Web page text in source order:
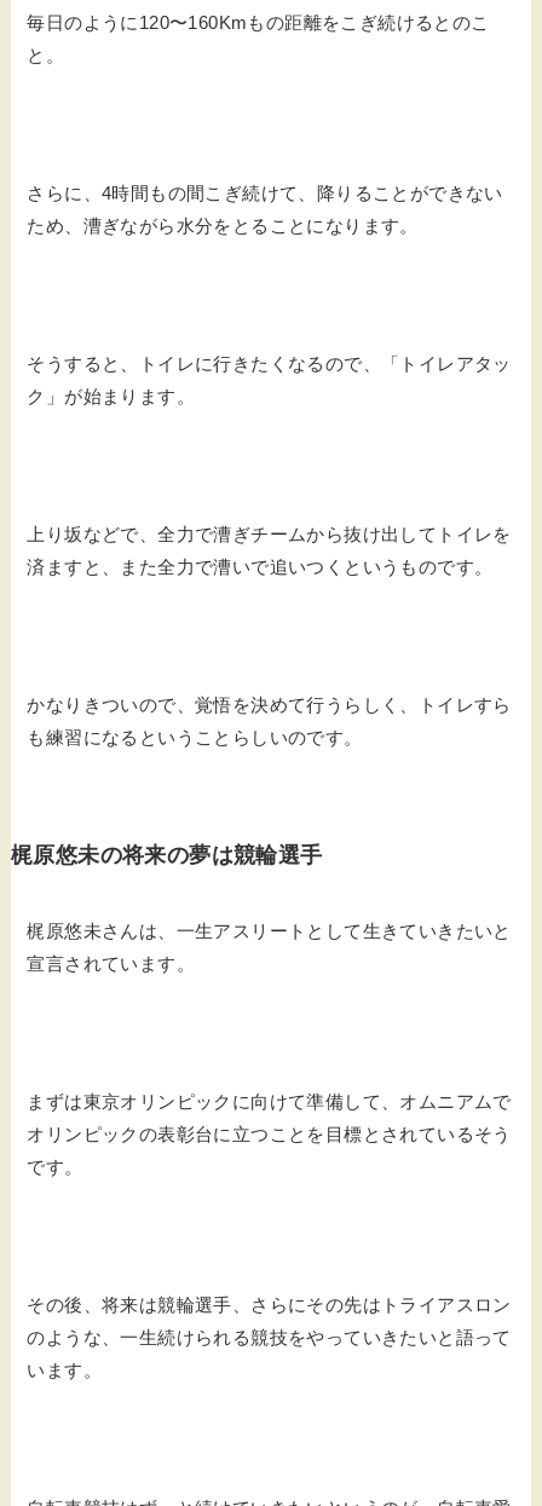
毎日のように120〜160Kmもの距離をこぎ続けるとのこ
と。
さらに、4時間もの間こぎ続けて、降りることができない
ため、漕ぎながら水分をとることになります。
そうすると、トイレに行きたくなるので、「トイレアタッ
ク」が始まります。
上り坂などで、全力で漕ぎチームから抜け出してトイレを
済ますと、また全力で漕いで追いつくというものです。
かなりきついので、覚悟を決めて行うらしく、トイレすら
も練習になるということらしいのです。
梶原悠未の将来の夢は競輪選手
梶原悠未さんは、一生アスリートとして生きていきたいと
宣言されています。
まずは東京オリンピックに向けて準備して、オムニアムで
オリンピックの表彰台に立つことを目標とされているそう
です。
その後、将来は競輪選手、さらにその先はトライアスロン
のような、一生続けられる競技をやっていきたいと語って
います。